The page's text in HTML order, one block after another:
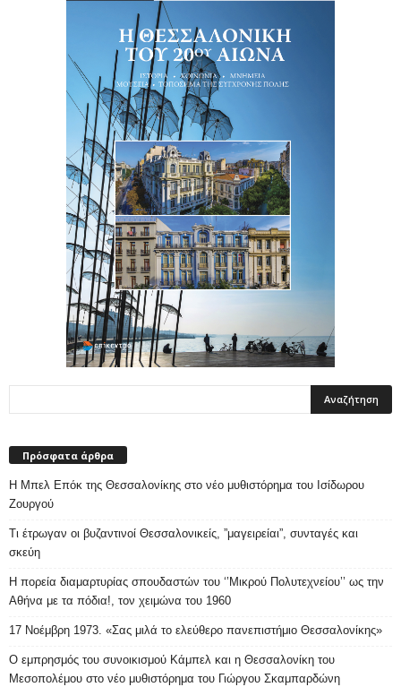
Πρόσφατα άρθρα
Η Μπελ Επόκ της Θεσσαλονίκης στο νέο μυθιστόρημα του Ισίδωρου
Ζουργού
Τι έτρωγαν οι βυζαντινοί Θεσσαλονικείς, ”μαγειρείαι”, συνταγές και
σκεύη
Η πορεία διαμαρτυρίας σπουδαστών του ‘’Μικρού Πολυτεχνείου’’ ως την
Αθήνα με τα πόδια!, τον χειμώνα του 1960
17 Νοέμβρη 1973. «Σας μιλά το ελεύθερο πανεπιστήμιο Θεσσαλονίκης»
Ο εμπρησμός του συνοικισμού Κάμπελ και η Θεσσαλονίκη του
Μεσοπολέμου στο νέο μυθιστόρημα του Γιώργου Σκαμπαρδώνη